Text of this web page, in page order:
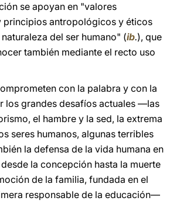
se apoyan en "valores
principios antropológicos y éticos
del ser humano" (ib.), que
también mediante el recto uso
con la palabra y con la
los grandes desafíos actuales ―las
el hambre y la sed, la extrema
seres humanos, algunas terribles
la defensa de la vida humana en
la concepción hasta la muerte
de la familia, fundada en el
responsable de la educación―